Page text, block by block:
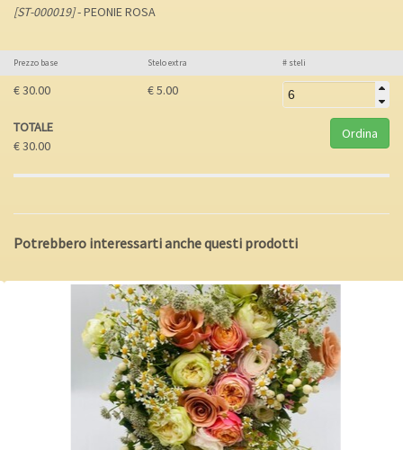
[ST-000019]- PEONIE ROSA
Prezzo base Stelo extra # steli
€ 30.00 € 5.00
TOTALE
€ 30.00
Potrebbero interessarti anche questi prodotti